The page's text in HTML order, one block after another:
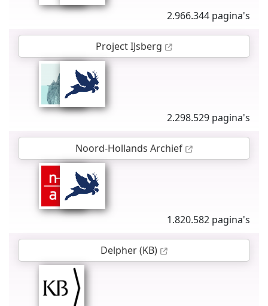
2.966.344 pagina's
Project IJsberg
2.298.529 pagina's
Noord-Hollands Archief
1.820.582 pagina's
Delpher (KB)